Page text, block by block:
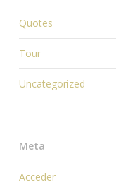
Quotes
Tour
Uncategorized
Meta
Acceder